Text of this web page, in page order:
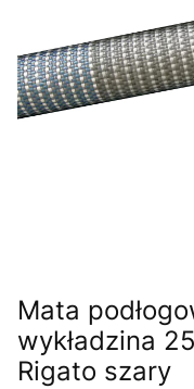
Mata
wykładzina
Rigato szary